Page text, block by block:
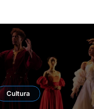
Cultura